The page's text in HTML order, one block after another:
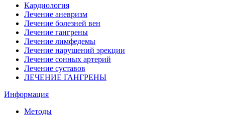
Кардиология
Лечение аневризм
Лечение болезней вен
Лечение гангрены
Лечение лимфедемы
Лечение нарушений эрекции
Лечение сонных артерий
Лечение суставов
ЛЕЧЕНИЕ ГАНГРЕНЫ
Информация
Методы